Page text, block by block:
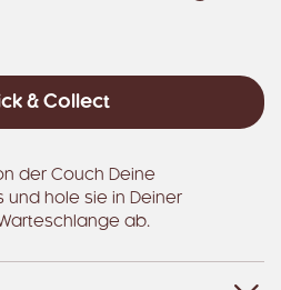
& Collect
der Couch Deine
und hole sie in Deiner
ab.